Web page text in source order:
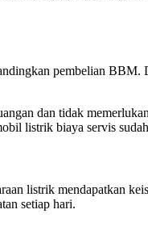
pembelian
dan tidak
listrik biaya servis
listrik mendapatkan
setiap hari.